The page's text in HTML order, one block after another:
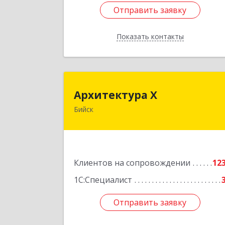
Отправить заявку
Показать контакты
Отправить заявку
Назад
Архитектура Х
Бийск
Клиентов на сопровождении
1С:Специалист
Отправить заявку
Отправить заявку